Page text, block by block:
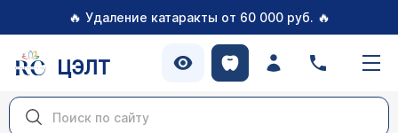
🔥 Удаление катаракты от 60 000 руб. 🔥
ЦЭЛТ